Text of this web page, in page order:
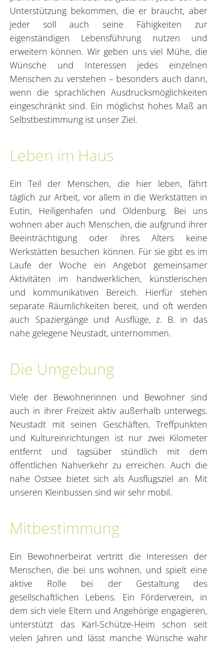
Unterstützung bekommen, die er braucht, aber
jeder soll auch seine Fähigkeiten zur
eigenständigen Lebensführung nutzen und
erweitern können. Wir geben uns viel Mühe, die
Wünsche und Interessen jedes einzelnen
Menschen zu verstehen – besonders auch dann,
wenn die sprachlichen Ausdrucksmöglichkeiten
eingeschränkt sind. Ein möglichst hohes Maß an
Selbstbestimmung ist unser Ziel.
Leben im Haus
Ein Teil der Menschen, die hier leben, fährt
täglich zur Arbeit, vor allem in die Werkstätten in
Eutin, Heiligenhafen und Oldenburg. Bei uns
wohnen aber auch Menschen, die aufgrund ihrer
Beeinträchtigung oder ihres Alters keine
Werkstätten besuchen können. Für sie gibt es im
Laufe der Woche ein Angebot gemeinsamer
Aktivitäten im handwerklichen, künstlerischen
und kommunikativen Bereich. Hierfür stehen
separate Räumlichkeiten bereit, und oft werden
auch Spaziergänge und Ausflüge, z. B. in das
nahe gelegene Neustadt, unternommen.
Die Umgebung
Viele der Bewohnerinnen und Bewohner sind
auch in ihrer Freizeit aktiv außerhalb unterwegs.
Neustadt mit seinen Geschäften, Treffpunkten
und Kultureinrichtungen ist nur zwei Kilometer
entfernt und tagsüber stündlich mit dem
öffentlichen Nahverkehr zu erreichen. Auch die
nahe Ostsee bietet sich als Ausflugsziel an. Mit
unseren Kleinbussen sind wir sehr mobil.
Mitbestimmung
Ein Bewohnerbeirat vertritt die Interessen der
Menschen, die bei uns wohnen, und spielt eine
aktive Rolle bei der Gestaltung des
gesellschaftlichen Lebens. Ein Förderverein, in
dem sich viele Eltern und Angehörige engagieren,
unterstützt das Karl-Schütze-Heim schon seit
vielen Jahren und lässt manche Wünsche wahr